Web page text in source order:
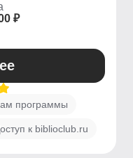
₽
программы
к biblioclub.ru